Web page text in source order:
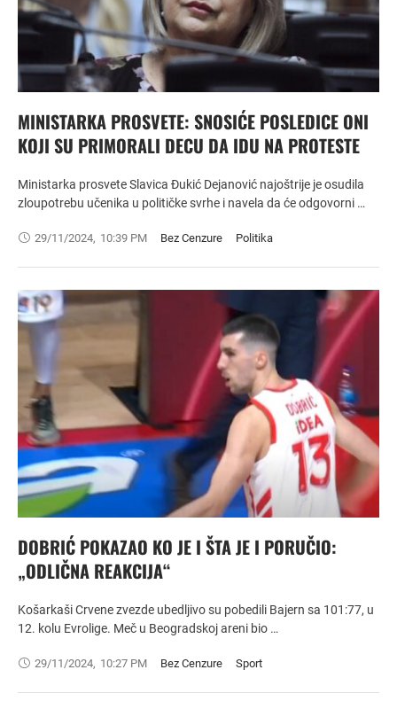
MINISTARKA PROSVETE: SNOSIĆE POSLEDICE ONI
KOJI SU PRIMORALI DECU DA IDU NA PROTESTE
Ministarka prosvete Slavica Đukić Dejanović najoštrije je osudila
zloupotrebu učenika u političke svrhe i navela da će odgovorni …
29/11/2024, 10:39 PM Bez Cenzure Politika
DOBRIĆ POKAZAO KO JE I ŠTA JE I PORUČIO:
„ODLIČNA REAKCIJA“
Košarkaši Crvene zvezde ubedljivo su pobedili Bajern sa 101:77, u
12. kolu Evrolige. Meč u Beogradskoj areni bio …
29/11/2024, 10:27 PM Bez Cenzure Sport